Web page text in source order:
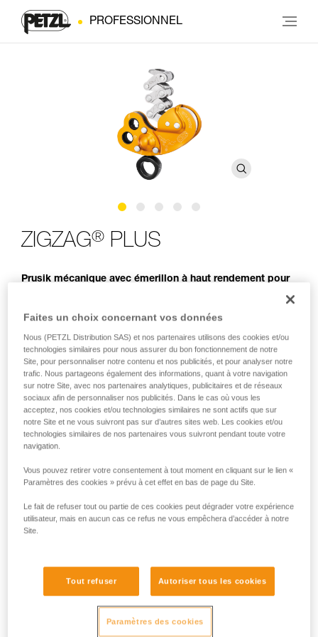
PROFESSIONNEL
ZIGZAG® PLUS
Prusik mécanique avec émerillon à haut rendement pour
Le Prusik mécanique ZIGZAG PLUS permet de se déplacer
efficacement dans l'arbre, tout en conservant la gestuelle
propre au système de poulie Prusik classique. La chaîne de
blocage apporte précision et fluidité dans le déplacement. La
poulie, montée sur roulement à billes étanche, permet de
ravaler le mou facilement. L'utilisation sur corde en double et
sur corde en simple lui procure une excellente polyvalence.
Le trou de connexion inférieur avec émerillon à haut
rendement assure le maintien permanent du Prusik
mécanique dans la bonne position et le guidage optimal de
ZIGZAG PLUS
Faites un choix concernant vos données
Nous (PETZL Distribution SAS) et nos partenaires utilisons des cookies et/ou
technologies similaires pour nous assurer du bon fonctionnement de notre
Site, pour personnaliser notre contenu et nos publicités, et pour analyser notre
trafic. Nous partageons également des informations, quant à votre navigation
sur notre Site, avec nos partenaires analytiques, publicitaires et de réseaux
sociaux afin de personnaliser nos publicités. Dans le cas où vous les
acceptez, nos cookies et/ou technologies similaires ne sont actifs que sur
notre Site et ne vous suivront pas sur d’autres sites web. Les cookies et/ou
technologies similaires de nos partenaires vous suivront pendant toute votre
navigation.
Vous pouvez retirer votre consentement à tout moment en cliquant sur le lien «
Paramètres des cookies » prévu à cet effet en bas de page du Site.
Le fait de refuser tout ou partie de ces cookies peut dégrader votre expérience
utilisateur, mais en aucun cas ce refus ne vous empêchera d’accéder à notre
Site.
Tout refuser Autoriser tous les cookies
Paramètres des cookies